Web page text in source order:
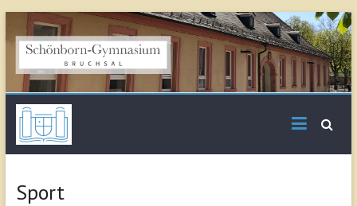
to
content
Gymnasium Bruchsal
Sport